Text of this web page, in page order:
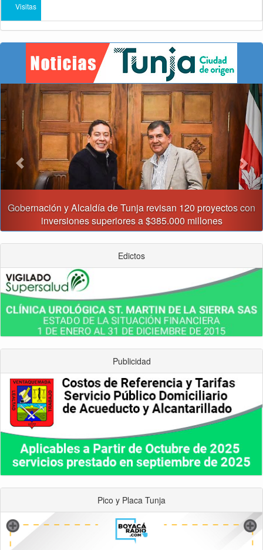
Visitas
Gobernación y Alcaldía de Tunja revisan 120 proyectos con
inversiones superiores a $385.000 millones
Previous
Edictos
Publicidad
Pico y Placa Tunja